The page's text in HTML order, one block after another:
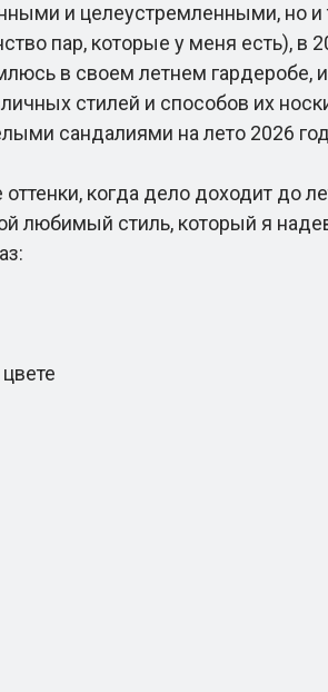
и целеустремленными, но и
пар, которые у меня есть), в
в своем летнем
стилей и способов их
сандалиями на лето 2026
когда дело доходит до
любимый стиль, который я